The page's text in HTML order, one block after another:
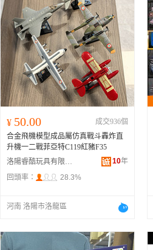
¥ 50.00
成交936個
合金飛機模型成品屬仿真戰斗轟炸直
升機一二戰菲亞特C119紅豬F35
洛陽睿酷玩具有限公司
10年
回頭率：
28.3%
河南 洛陽市洛龍區